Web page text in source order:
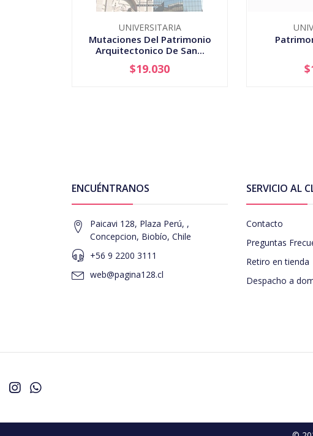
UNIVERSITARIA
Mutaciones Del Patrimonio
Arquitectonico De San...
AGOTADO
$19.030
ENCUÉNTRANOS
Paicavi 128, Plaza Perú, ,
Concepcion, Biobío, Chile
+56 9 2200 3111
web@pagina128.cl
SERVICIO AL
Contacto
Preguntas
Retiro en tienda
Despacho a